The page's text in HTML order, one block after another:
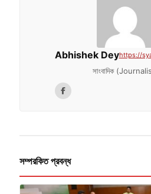
Abhishek Deyhttps://
সাংবাদিক
সম্পরকিত প্রবন্ধ